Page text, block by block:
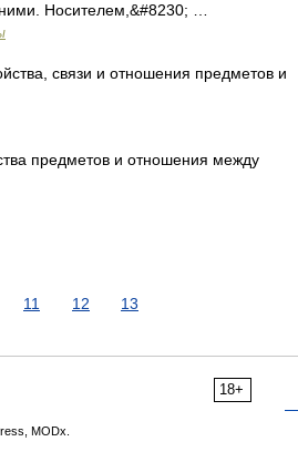
Носителем,&#8230; …
связи и отношения предметов и
предметов и отношения между
11 12 13
18+
MODx.